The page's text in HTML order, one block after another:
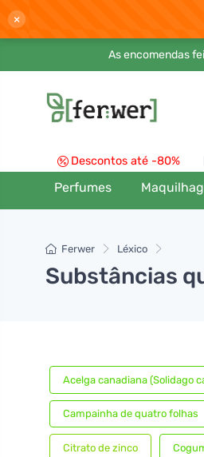
×
As encomendas
Descontos até -80%
Perfumes
Ferwer Léxico
Substâncias
Acelga canadiana (Solidago
Campainha de quatro folhas
Citrato de zinco